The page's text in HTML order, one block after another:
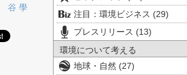
谷 學
注目：環境ビジネス (29)
プレスリリース (13)
環境について考える
地球・自然 (27)